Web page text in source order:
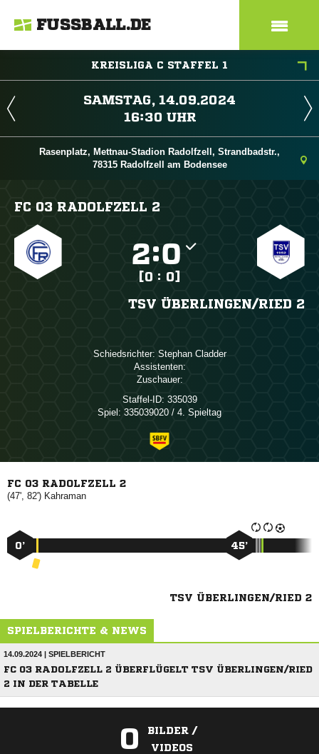
FUSSBALL.DE
KREISLIGA C STAFFEL 1
 
 
Rasenplatz, Mettnau-Stadion Radolfzell, Strandbadstr.,
78315 Radolfzell am Bodensee
FC 03 RADOLFZELL 2
:
[0 : 0]
TSV ÜBERLINGEN/​RIED 2
Schiedsrichter:  
Assistenten:
Zuschauer:
Staffel-ID: 335039
Spiel: 335039020 / 4. Spieltag
FC 03 RADOLFZELL 2
(47', 82') 
0’ 45’
TSV ÜBERLINGEN/RIED 2
SPIELBERICHTE & NEWS
14.09.2024 | SPIELBERICHT
FC 03 RADOLFZELL 2 ÜBERFLÜGELT TSV ÜBERLINGEN/RIED
2 IN DER TABELLE
0
BILDER /
VIDEOS